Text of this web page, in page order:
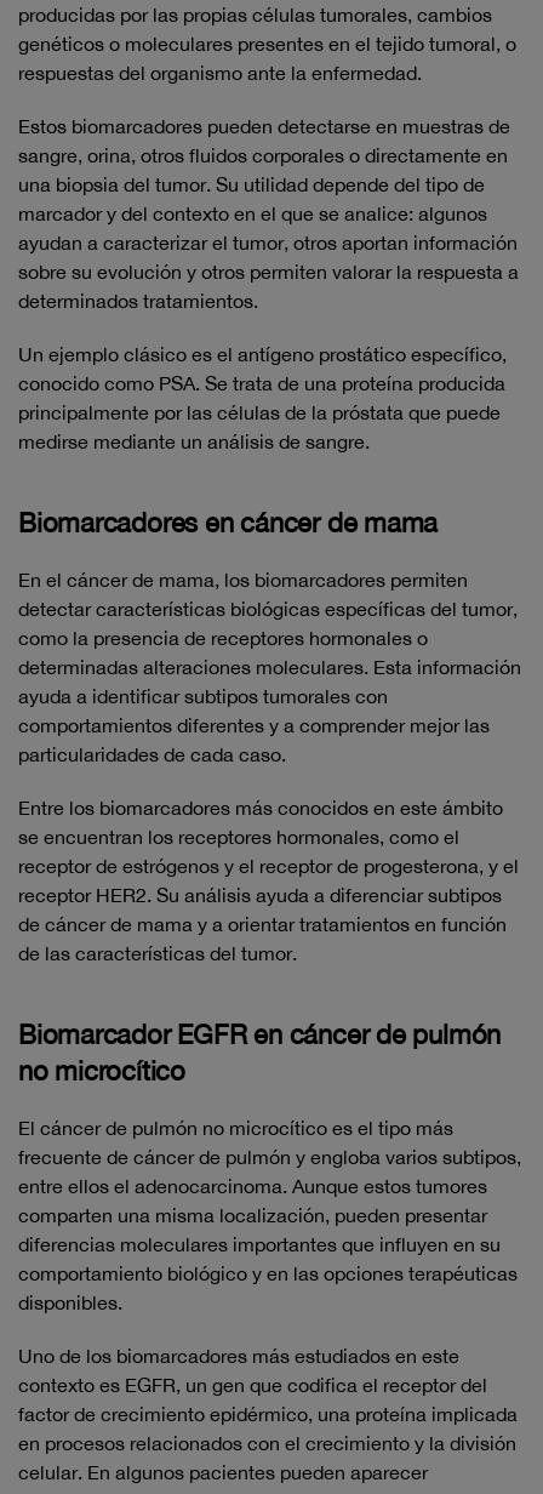
producidas por las propias células tumorales, cambios
genéticos o moleculares presentes en el tejido tumoral, o
respuestas del organismo ante la enfermedad.
Estos biomarcadores pueden detectarse en muestras de
sangre, orina, otros fluidos corporales o directamente en
una biopsia del tumor. Su utilidad depende del tipo de
marcador y del contexto en el que se analice: algunos
ayudan a caracterizar el tumor, otros aportan información
sobre su evolución y otros permiten valorar la respuesta a
determinados tratamientos.
Un ejemplo clásico es el antígeno prostático específico,
conocido como PSA. Se trata de una proteína producida
principalmente por las células de la próstata que puede
medirse mediante un análisis de sangre.
Biomarcadores en cáncer de mama
En el cáncer de mama, los biomarcadores permiten
detectar características biológicas específicas del tumor,
como la presencia de receptores hormonales o
determinadas alteraciones moleculares. Esta información
ayuda a identificar subtipos tumorales con
comportamientos diferentes y a comprender mejor las
particularidades de cada caso.
Entre los biomarcadores más conocidos en este ámbito
se encuentran los receptores hormonales, como el
receptor de estrógenos y el receptor de progesterona, y el
receptor HER2. Su análisis ayuda a diferenciar subtipos
de cáncer de mama y a orientar tratamientos en función
de las características del tumor.
Biomarcador EGFR en cáncer de pulmón
no microcítico
El cáncer de pulmón no microcítico es el tipo más
frecuente de cáncer de pulmón y engloba varios subtipos,
entre ellos el adenocarcinoma. Aunque estos tumores
comparten una misma localización, pueden presentar
diferencias moleculares importantes que influyen en su
comportamiento biológico y en las opciones terapéuticas
disponibles.
Uno de los biomarcadores más estudiados en este
contexto es EGFR, un gen que codifica el receptor del
factor de crecimiento epidérmico, una proteína implicada
en procesos relacionados con el crecimiento y la división
celular. En algunos pacientes pueden aparecer